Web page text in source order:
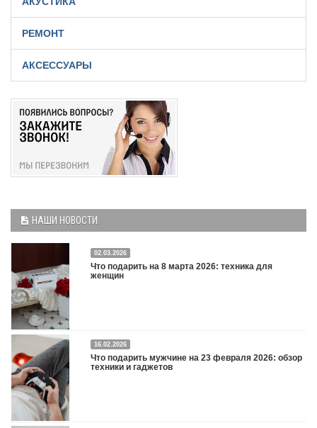
РЕМОНТ
АКСЕССУАРЫ
НАШИ НОВОСТИ
02.03.2026
Что подарить на 8 марта 2026: техника для
женщин
Что подарить на 8 марта 2026: техника для женщин
16.02.2026
Что подарить мужчине на 23 февраля 2026: обзор
техники и гаджетов